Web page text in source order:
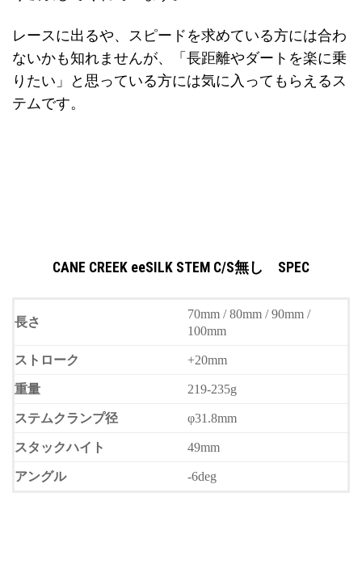
レースに出るや、スピードを求めている方には合わ
ないかも知れませんが、「長距離やダートを楽に乗
りたい」と思っている方には気に入ってもらえるス
テムです。
CANE CREEK eeSILK STEM C/S無し SPEC
長さ
70mm / 80mm / 90mm /
100mm
ストローク +20mm
重量 219-235g
ステムクランプ径 φ31.8mm
スタックハイト 49mm
アングル -6deg